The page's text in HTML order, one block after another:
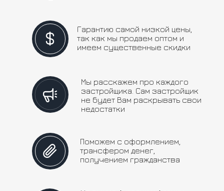
Гарантию самой низкой цены,
так как мы продаем оптом и
имеем существенные скидки
Мы расскажем про каждого
застройщика. Сам застройщик
не будет Вам раскрывать свои
недостатки
Поможем с оформлением,
трансфером денег,
получением гражданства